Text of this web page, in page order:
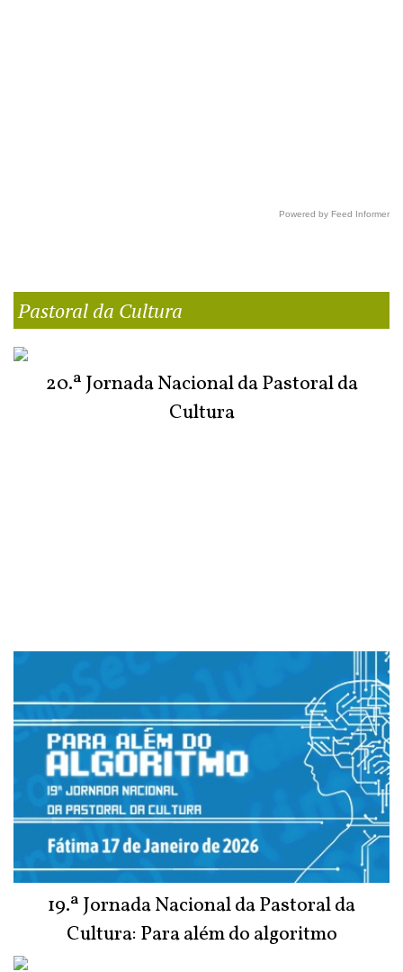
Powered by Feed Informer
Pastoral da Cultura
20.ª Jornada Nacional da Pastoral da
Cultura
19.ª Jornada Nacional da Pastoral da
Cultura: Para além do algoritmo